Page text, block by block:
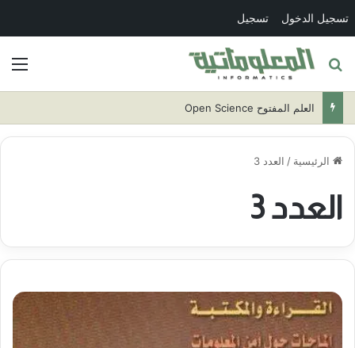
تسجيل الدخول تسجيل
بحث عن
العلم المفتوح Open Science
الرئيسية / العدد 3
العدد 3